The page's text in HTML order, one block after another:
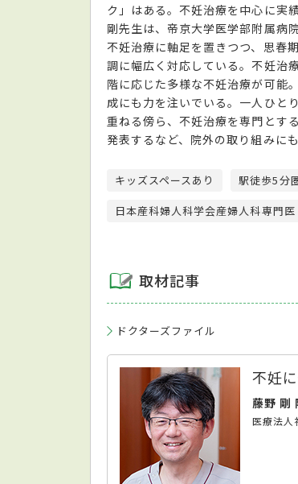
ク」はある。不妊治療を中心に実
剛先生は、帝京大学医学部附属病
不妊治療に軸足を置きつつ、思春
調に幅広く対応している。不妊治
階に応じた多様な不妊治療が可能
成にも力を注いでいる。一人ひと
重ねる傍ら、不妊治療を専門とす
発表するなど、院外の取り組みにも
キッズスペースあり 駅徒歩5分
日本産科婦人科学会産婦人科専門医
取材記事
ドクターズファイル
不妊
藤野 剛
医療法人